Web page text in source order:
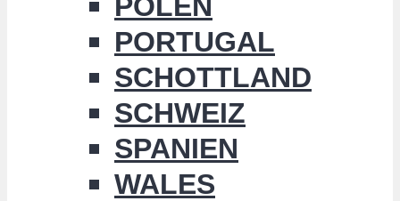
PORTUGAL
SCHOTTLAND
SCHWEIZ
SPANIEN
WALES